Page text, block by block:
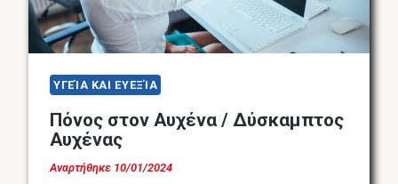
ΥΓΕΊΑ ΚΑΙ ΕΥΕΞΊΑ
Πόνος στον Αυχένα / Δύσκαμπτος
Αυχένας
Αναρτήθηκε 10/01/2024